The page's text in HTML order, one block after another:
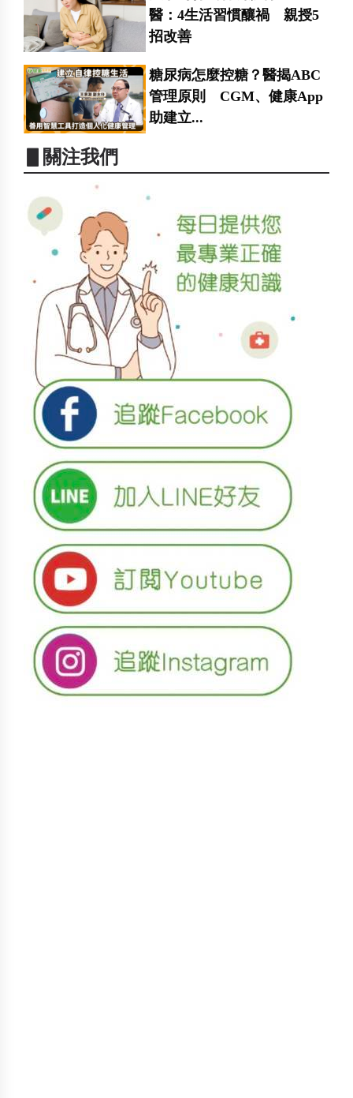
醫：4生活習慣釀禍 親授5
招改善
糖尿病怎麼控糖？醫揭ABC
管理原則 CGM、健康App
助建立...
▋關注我們